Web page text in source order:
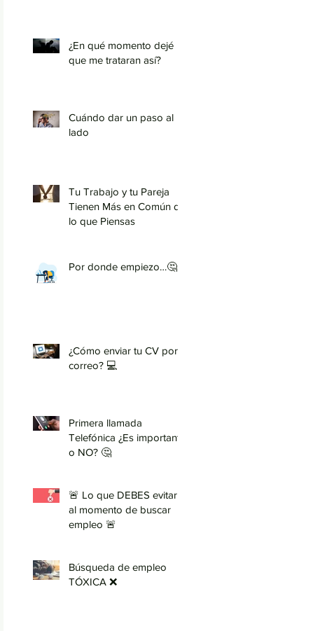
¿En qué momento dejé
que me trataran así?
Cuándo dar un paso al
lado
Tu Trabajo y tu Pareja
Tienen Más en Común de
lo que Piensas
Por donde empiezo…🤔
¿Cómo enviar tu CV por
correo? 💻
Primera llamada
Telefónica ¿Es importante
o NO? 🤔
🚨 Lo que DEBES evitar
al momento de buscar
empleo 🚨
Búsqueda de empleo
TÓXICA ❌